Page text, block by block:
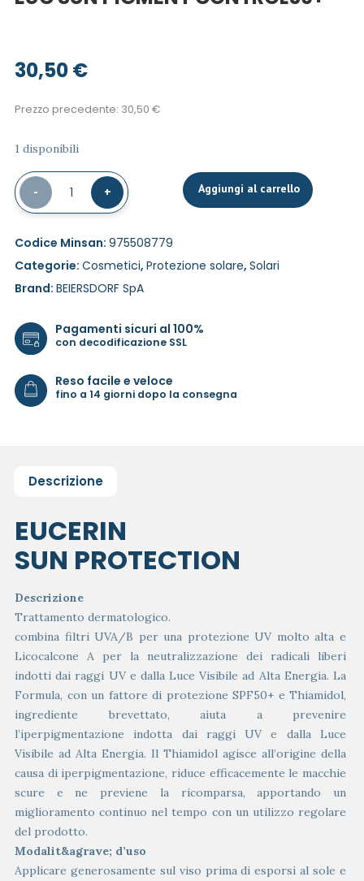
30,50€
Prezzo precedente: 30,50 €
1 disponibili
- 1 + Aggiungi al carrello
Codice Minsan: 975508779
Categorie: Cosmetici, Protezione solare, Solari
Brand: BEIERSDORF SpA
Pagamenti sicuri al 100%
con decodificazione SSL
Reso facile e veloce
fino a 14 giorni dopo la consegna
Descrizione
EUCERIN
SUN PROTECTION
Descrizione
Trattamento dermatologico.
combina filtri UVA/B per una protezione UV molto alta e
Licocalcone A per la neutralizzazione dei radicali liberi
indotti dai raggi UV e dalla Luce Visibile ad Alta Energia. La
Formula, con un fattore di protezione SPF50+ e Thiamidol,
ingrediente brevettato, aiuta a prevenire
l’iperpigmentazione indotta dai raggi UV e dalla Luce
Visibile ad Alta Energia. Il Thiamidol agisce all’origine della
causa di iperpigmentazione, riduce efficacemente le macchie
scure e ne previene la ricomparsa, apportando un
miglioramento continuo nel tempo con un utilizzo regolare
del prodotto.
Modalit&agrave; d’uso
Applicare generosamente sul viso prima di esporsi al sole e